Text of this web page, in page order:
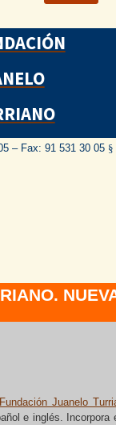
– Fax: 91 531 30 05 §
Fundación Juanelo
e inglés.